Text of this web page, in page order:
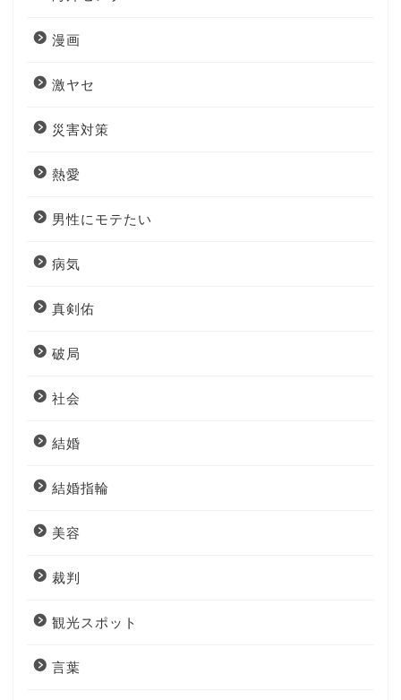
漫画
激ヤセ
災害対策
熱愛
男性にモテたい
病気
真剣佑
破局
社会
結婚
結婚指輪
美容
裁判
観光スポット
言葉